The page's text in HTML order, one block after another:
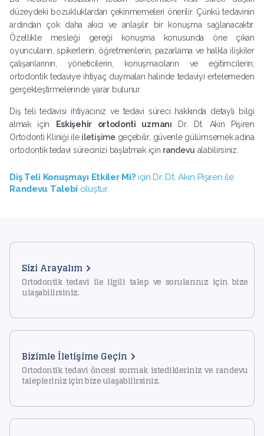
düzeydeki bozukluklardan çekinmemeleri önerilir. Çünkü tedavinin
ardından çok daha akıcı ve anlaşılır bir konuşma sağlanacaktır.
Özellikle mesleği gereği konuşma konusunda öne çıkan
oyuncuların, spikerlerin, öğretmenlerin, pazarlama ve halkla ilişkiler
çalışanlarının, yöneticilerin, konuşmacıların ve eğitimcilerin;
ortodontik tedaviye ihtiyaç duymaları halinde tedaviyi ertelemeden
gerçekleştirmelerinde yarar bulunur.
Diş teli tedavisi ihtiyacınız ve tedavi süreci hakkında detaylı bilgi
almak için
Eskişehir ortodonti uzmanı Dr. Dt. Akın Pişiren
Ortodonti Kliniği ile iletişimegeçebilir, güvenle gülümsemek adına
ortodontik tedavi sürecinizi başlatmak için randevu alabilirsiniz.
Diş Teli Konuşmayı Etkiler Mi? için Dr. Dt. Akın Pişirenile
Randevu Talebi oluştur.
Sizi Arayalım
Ortodontik tedavi ile ilgili talep ve sorularınız için bize
ulaşabilirsiniz.
Bizimle İletişime Geçin
Ortodontik tedavi öncesi sormak istedikleriniz ve randevu
talepleriniz için bize ulaşabilirsiniz.